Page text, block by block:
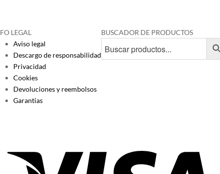
LEGAL
Aviso legal
Descargo de responsabilidad
Privacidad
Cookies
Devoluciones y reembolsos
Garantias
BUSCADOR DE PRODUCTOS